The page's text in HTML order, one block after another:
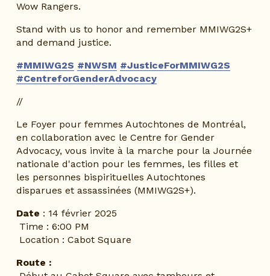
Wow Rangers.
Stand with us to honor and remember MMIWG2S+
and demand justice.
#MMIWG2S #NWSM #JusticeForMMIWG2S
#CentreforGenderAdvocacy
//
Le Foyer pour femmes Autochtones de Montréal,
en collaboration avec le Centre for Gender
Advocacy, vous invite à la marche pour la Journée
nationale d'action pour les femmes, les filles et
les personnes bispirituelles Autochtones
disparues et assassinées (MMIWG2S+).
Date : 14 février 2025
Time : 6:00 PM
Location : Cabot Square
Route :